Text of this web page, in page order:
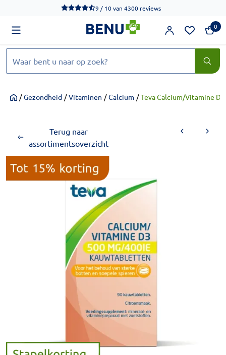
We werken momenteel hard aan het verbeteren van de
9 / 10van 4300 reviews
0
Home
/ Gezondheid / Vitaminen / Calcium / Teva Calcium/Vitamine
Terug naar
assortimentsoverzicht